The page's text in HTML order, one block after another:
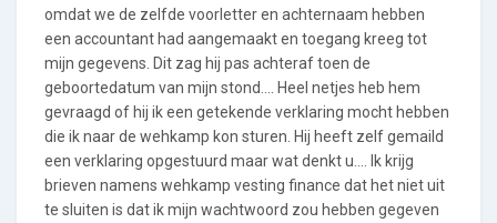
omdat we de zelfde voorletter en achternaam hebben
een accountant had aangemaakt en toegang kreeg tot
mijn gegevens. Dit zag hij pas achteraf toen de
geboortedatum van mijn stond.... Heel netjes heb hem
gevraagd of hij ik een getekende verklaring mocht hebben
die ik naar de wehkamp kon sturen. Hij heeft zelf gemaild
een verklaring opgestuurd maar wat denkt u.... Ik krijg
brieven namens wehkamp vesting finance dat het niet uit
te sluiten is dat ik mijn wachtwoord zou hebben gegeven